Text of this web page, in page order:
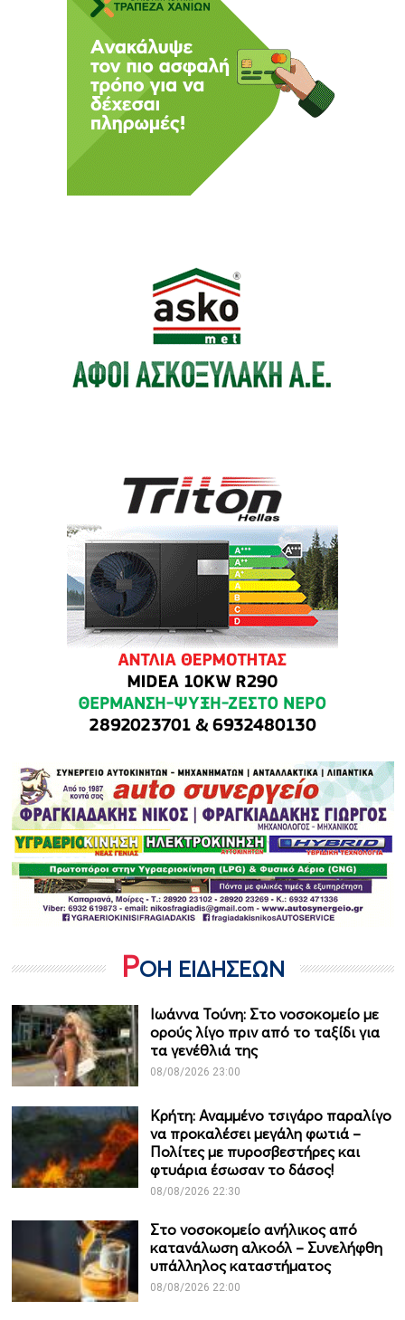
ΡΟΗ ΕΙΔΗΣΕΩΝ
Ιωάννα Τούνη: Στο νοσοκομείο με
ορούς λίγο πριν από το ταξίδι για
τα γενέθλιά της
08/08/2026 23:00
Κρήτη: Αναμμένο τσιγάρο παραλίγο
να προκαλέσει μεγάλη φωτιά –
Πολίτες με πυροσβεστήρες και
φτυάρια έσωσαν το δάσος!
08/08/2026 22:30
Στο νοσοκομείο ανήλικος από
κατανάλωση αλκοόλ – Συνελήφθη
υπάλληλος καταστήματος
08/08/2026 22:00